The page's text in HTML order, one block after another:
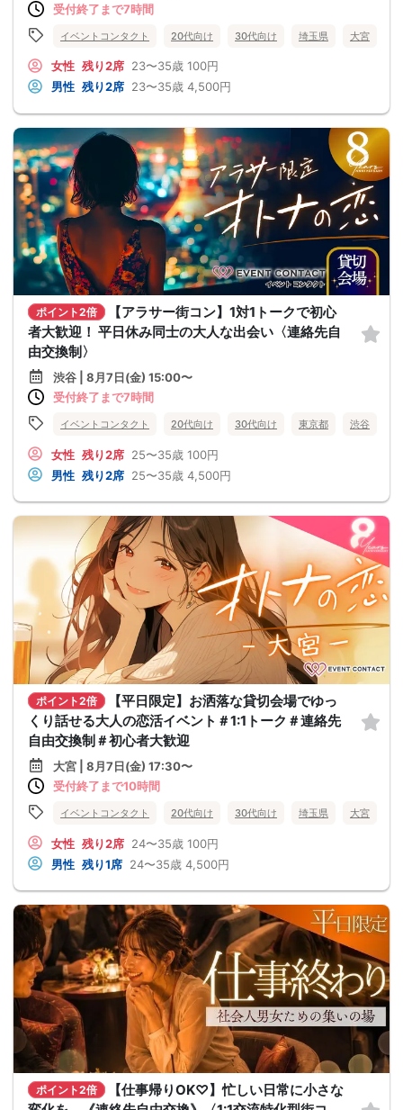
受付終了まで7時間
イベントコンタクト 20代向け 30代向け 埼玉県 大宮
女性 残り2席 23〜35歳 100円
男性 残り2席 23〜35歳 4,500円
ポイント2倍
【アラサー街コン】1対1トークで初心
者大歓迎！ 平日休み同士の大人な出会い〈連絡先自
由交換制〉
渋谷 | 8月7日(金) 15:00〜
受付終了まで7時間
イベントコンタクト 20代向け 30代向け 東京都 渋谷
女性 残り2席 25〜35歳 100円
男性 残り2席 25〜35歳 4,500円
ポイント2倍
【平日限定】お洒落な貸切会場でゆっ
くり話せる大人の恋活イベント＃1:1トーク＃連絡先
自由交換制＃初心者大歓迎
大宮 | 8月7日(金) 17:30〜
受付終了まで10時間
イベントコンタクト 20代向け 30代向け 埼玉県 大宮
女性 残り2席 24〜35歳 100円
男性 残り1席 24〜35歳 4,500円
ポイント2倍
【仕事帰りOK♡】忙しい日常に小さな